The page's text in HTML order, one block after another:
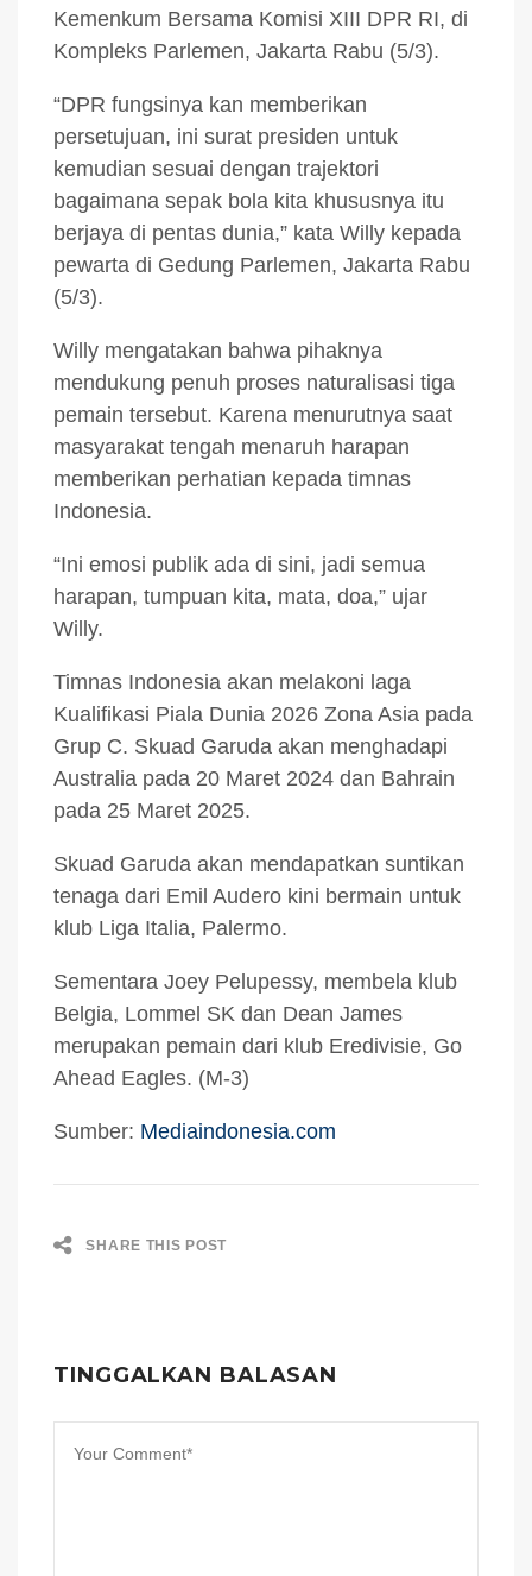
Kemenkum Bersama Komisi XIII DPR RI, di
Kompleks Parlemen, Jakarta Rabu (5/3).
“DPR fungsinya kan memberikan
persetujuan, ini surat presiden untuk
kemudian sesuai dengan trajektori
bagaimana sepak bola kita khususnya itu
berjaya di pentas dunia,” kata Willy kepada
pewarta di Gedung Parlemen, Jakarta Rabu
(5/3).
Willy mengatakan bahwa pihaknya
mendukung penuh proses naturalisasi tiga
pemain tersebut. Karena menurutnya saat
masyarakat tengah menaruh harapan
memberikan perhatian kepada timnas
Indonesia.
“Ini emosi publik ada di sini, jadi semua
harapan, tumpuan kita, mata, doa,” ujar
Willy.
Timnas Indonesia akan melakoni laga
Kualifikasi Piala Dunia 2026 Zona Asia pada
Grup C. Skuad Garuda akan menghadapi
Australia pada 20 Maret 2024 dan Bahrain
pada 25 Maret 2025.
Skuad Garuda akan mendapatkan suntikan
tenaga dari Emil Audero kini bermain untuk
klub Liga Italia, Palermo.
Sementara Joey Pelupessy, membela klub
Belgia, Lommel SK dan Dean James
merupakan pemain dari klub Eredivisie, Go
Ahead Eagles. (M-3)
Sumber: Mediaindonesia.com
SHARE THIS POST
TINGGALKAN BALASAN